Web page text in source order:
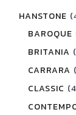
HANSTONE
BAROQUE
BRITANIA
CARRARA
CLASSIC